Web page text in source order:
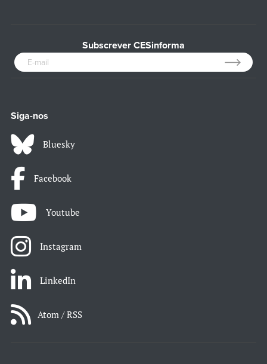
Subscrever CESinforma
Siga-nos
Bluesky
Facebook
Youtube
Instagram
LinkedIn
Atom / RSS